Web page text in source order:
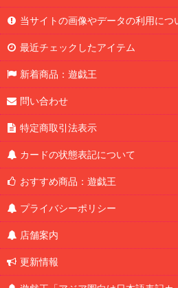
当サイトの画像やデータの利用につ
最近チェックしたアイテム
新着商品：遊戯王
問い合わせ
特定商取引法表示
カードの状態表記について
おすすめ商品：遊戯王
プライバシーポリシー
店舗案内
更新情報